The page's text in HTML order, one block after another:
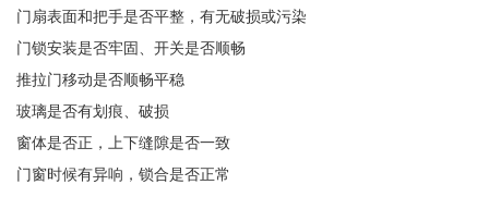
门扇表面和把手是否平整，有无破损或污染
门锁安装是否牢固、开关是否顺畅
推拉门移动是否顺畅平稳
玻璃是否有划痕、破损
窗体是否正，上下缝隙是否一致
门窗时候有异响，锁合是否正常